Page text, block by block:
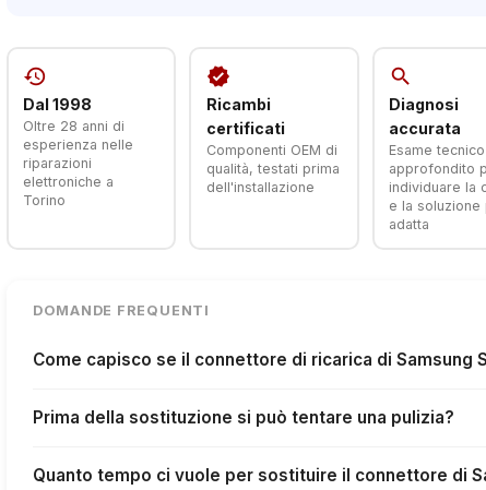
history
Dal 1998
Oltre 28 anni di
esperienza nelle
riparazioni
elettroniche a
Torino
verified
Ricambi
certificati
Componenti OEM di
qualità, testati prima
dell'installazione
search
Diagnosi
accurata
Esame tecnico
approfondito
individuare la
e la soluzione
adatta
DOMANDE FREQUENTI
Come capisco se il connettore di ricarica di Samsung
Prima della sostituzione si può tentare una pulizia?
Quanto tempo ci vuole per sostituire il connettore di